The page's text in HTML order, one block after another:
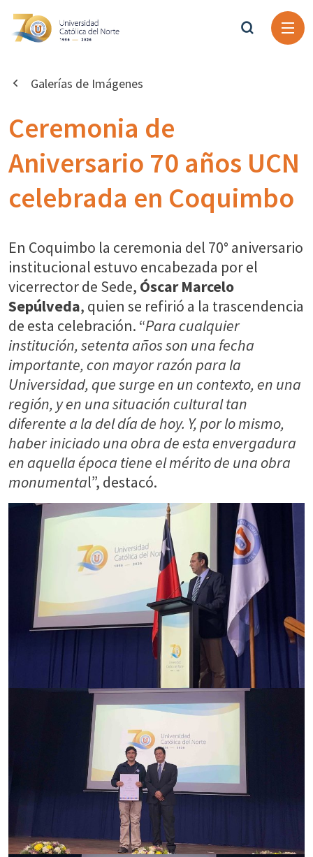
Galerías de Imágenes
Ceremonia de
Aniversario 70 años UCN
celebrada en Coquimbo
En Coquimbo la ceremonia del 70° aniversario
institucional estuvo encabezada por el
vicerrector de Sede, Óscar Marcelo
Sepúlveda, quien se refirió a la trascendencia
de esta celebración. “Para cualquier
institución, setenta años son una fecha
importante, con mayor razón para la
Universidad, que surge en un contexto, en una
región, y en una situación cultural tan
diferente a la del día de hoy. Y, por lo mismo,
haber iniciado una obra de esta envergadura
en aquella época tiene el mérito de una obra
monumental”, destacó.